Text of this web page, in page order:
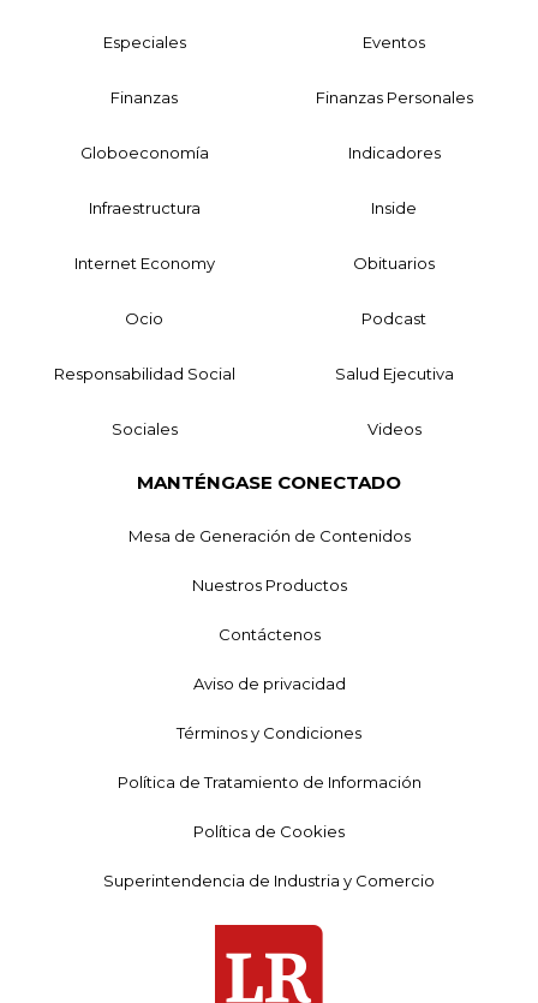
Especiales Eventos
Finanzas Finanzas Personales
Globoeconomía Indicadores
Infraestructura Inside
Internet Economy Obituarios
Ocio Podcast
Responsabilidad Social Salud Ejecutiva
Sociales Videos
MANTÉNGASE CONECTADO
Mesa de Generación de Contenidos
Nuestros Productos
Contáctenos
Aviso de privacidad
Términos y Condiciones
Política de Tratamiento de Información
Política de Cookies
Superintendencia de Industria y Comercio